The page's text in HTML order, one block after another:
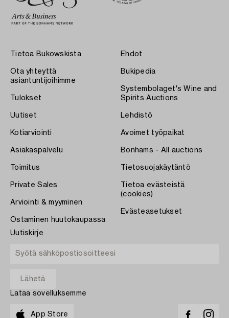
Tietoa Bukowskista
Ota yhteyttä
asiantuntijoihimme
Tulokset
Uutiset
Kotiarviointi
Asiakaspalvelu
Toimitus
Private Sales
Arviointi & myyminen
Ostaminen huutokaupassa
Ehdot
Bukipedia
Systembolaget's Wine and
Spirits Auctions
Lehdistö
Avoimet työpaikat
Bonhams - All auctions
Tietosuojakäytäntö
Tietoa evästeistä
(cookies)
Evästeasetukset
Uutiskirje
Lataa sovelluksemme
App Store